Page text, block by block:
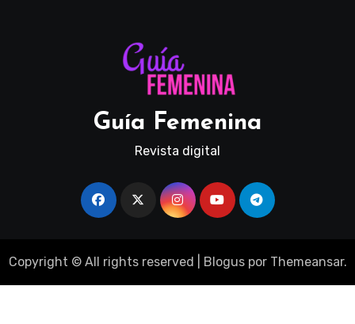
Guía Femenina
Revista digital
Copyright © All rights reserved Bloguspor Themeansar.